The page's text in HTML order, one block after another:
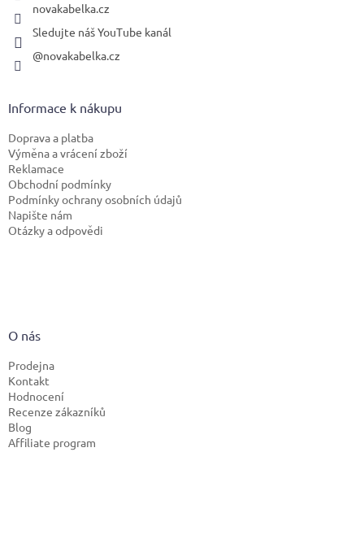
novakabelka.cz
Sledujte náš YouTube kanál
@novakabelka.cz
Informace k nákupu
Doprava a platba
Výměna a vrácení zboží
Reklamace
Obchodní podmínky
Podmínky ochrany osobních údajů
Napište nám
Otázky a odpovědi
O nás
Prodejna
Kontakt
Hodnocení
Recenze zákazníků
Blog
Affiliate program